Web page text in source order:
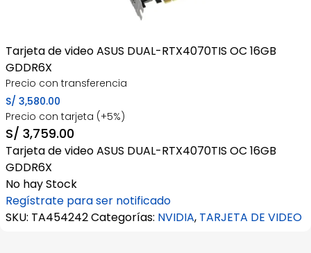
Tarjeta de video ASUS DUAL-RTX4070TIS OC 16GB
GDDR6X
Precio con transferencia
S/ 3,580.00
Precio con tarjeta (+5%)
S/ 3,759.00
Tarjeta de video ASUS DUAL-RTX4070TIS OC 16GB
GDDR6X
No hay Stock
Regístrate para ser notificado
SKU: TA454242Categorías: NVIDIA, TARJETA DE VIDEO